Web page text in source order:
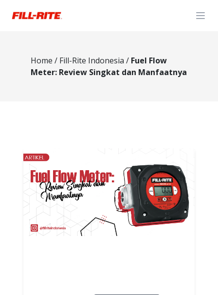
Home / Fill-Rite Indonesia / Fuel Flow
Meter: Review Singkat dan Manfaatnya